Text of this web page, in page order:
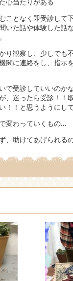
ことなく即受診して
いた話や体験した話
り観察し、少しでも
関に連絡をし、指示
で受診していいのか
、迷ったら受診！！
！！と思うようにし
変わっていくもの…
、助けてあげられる